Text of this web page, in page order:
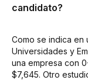
candidato?
Como se indica en
Universidades y
una empresa con
$7,645. Otro